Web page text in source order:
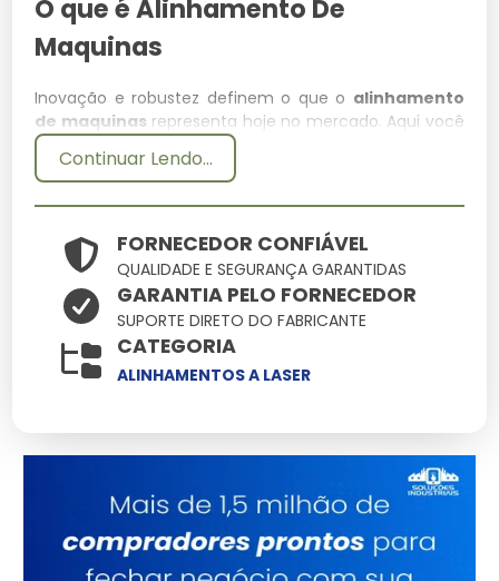
O que é Alinhamento De
Maquinas
Inovação e robustez definem o que o alinhamento
de maquinas representa hoje no mercado. Aqui você
encontra soluções onde cada alinhamento de
maquinas deve entregar o máximo de performance
tempo e recursos.
Especificações Técnicas
Atributo
Detalhes
Base Técnica
para uso contínuo
Certificação
rigorosos testes de
qualidade
Aplicação
Design versátil para
múltiplos cenários
Suporte
Consultoria
Especializada
Continuar Lendo...
FORNECEDOR CONFIÁVEL
QUALIDADE E SEGURANÇA GARANTIDAS
GARANTIA PELO FORNECEDOR
SUPORTE DIRETO DO FABRICANTE
CATEGORIA
ALINHAMENTOS A LASER